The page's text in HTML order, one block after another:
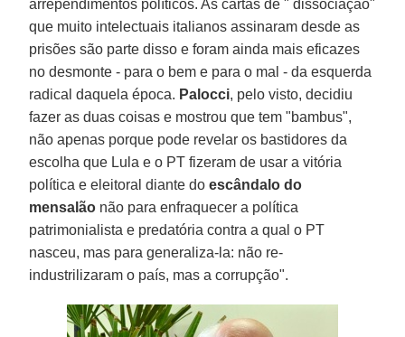
arrependimentos políticos. As cartas de " dissociação"
que muito intelectuais italianos assinaram desde as
prisões são parte disso e foram ainda mais eficazes
no desmonte - para o bem e para o mal - da esquerda
radical daquela época. Palocci, pelo visto, decidiu
fazer as duas coisas e mostrou que tem "bambus",
não apenas porque pode revelar os bastidores da
escolha que Lula e o PT fizeram de usar a vitória
política e eleitoral diante doescândalo do
mensalão não para enfraquecer a política
patrimonialista e predatória contra a qual o PT
nasceu, mas para generaliza-la: não re-
industrilizaram o país, mas a corrupção".